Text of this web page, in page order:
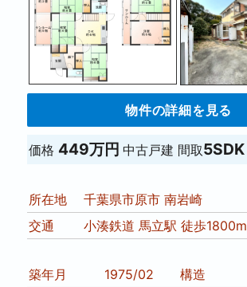
物件の詳細を見る
価格 449万円中古戸建 間取5SDK
所在地
千葉県市原市 南岩崎
交通
小湊鉄道 馬立駅 徒歩1800m
築年月 1975/02 構造